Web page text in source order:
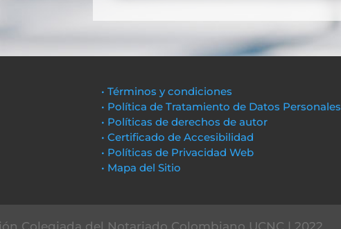
• Términos y condiciones
• Política de Tratamiento de Datos Personales
• Políticas de derechos de autor
• Certificado de Accesibilidad
• Políticas de Privacidad Web
• Mapa del Sitio
Colegiada del Notariado Colombiano UCNC | 2022